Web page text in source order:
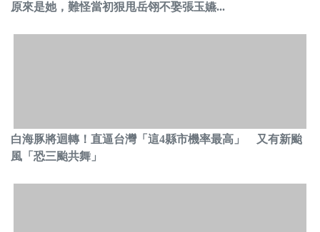
原來是她，難怪當初狠甩岳翎不娶張玉嬿...
白海豚將迴轉！直逼台灣「這4縣市機率最高」 又有新颱
風「恐三颱共舞」